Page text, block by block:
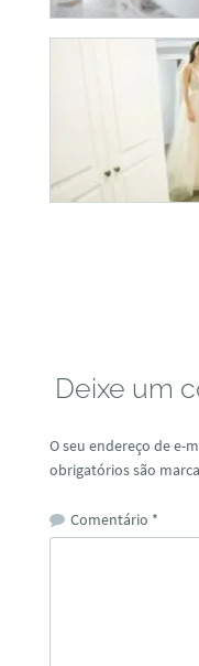
Deixe um
O seu endereço de e-
obrigatórios são
Comentário *